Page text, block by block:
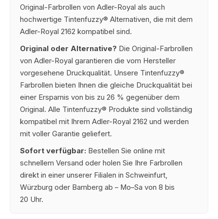
Original-Farbrollen von Adler-Royal als auch
hochwertige Tintenfuzzy® Alternativen, die mit dem
Adler-Royal 2162 kompatibel sind.
Original oder Alternative? Die Original-Farbrollen
von Adler-Royal garantieren die vom Hersteller
vorgesehene Druckqualität. Unsere Tintenfuzzy®
Farbrollen bieten Ihnen die gleiche Druckqualität bei
einer Ersparnis von bis zu 26 % gegenüber dem
Original. Alle Tintenfuzzy® Produkte sind vollständig
kompatibel mit Ihrem Adler-Royal 2162 und werden
mit voller Garantie geliefert.
Sofort verfügbar: Bestellen Sie online mit
schnellem Versand oder holen Sie Ihre Farbrollen
direkt in einer unserer Filialen in Schweinfurt,
Würzburg oder Bamberg ab – Mo–Sa von 8 bis
20 Uhr.